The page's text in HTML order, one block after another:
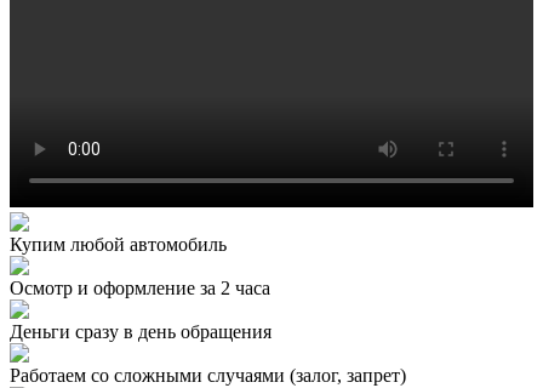
Купим любой автомобиль
Осмотр и оформление за 2 часа
Деньги сразу в день обращения
Работаем со сложными случаями (залог, запрет)